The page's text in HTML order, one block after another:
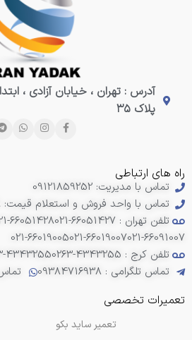
آدرس : تهران ، خیابان آزادی ،
پلاک ۳۵
راه های ارتباطی
تماس با مدیریت: 09121859252
تماس با واحد فروش و استعلام قیمت: 09384716938
تلفن تهران : 66051427-021
66051428
021-66091007
021-66019007
021-66019005
تلفن کرج : 4343255-0263
4343255
تماس تلگرامی : 09384716938
تماس
تعمیرات تخصصی
تعمیر ساید بکو